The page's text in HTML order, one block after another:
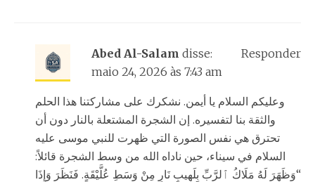
Abed Al-Salam disse:
maio 24, 2026 às 7:43 am
وعليكم السلام يا أيمن. نشكرك على مشاركتنا هذا الحلم
والثقة بنا لتفسيره. إن الشجرة المشتعلة بالنار دون أن
تحترق هي نفس الصورة التي ظهرت للنبي موسى عليه
السلام في سيناء، حين ناداه الله من وسط الشجرة قائلاً:
“وَظَهَرَ لَهُ مَلَاكُ ٱلرَّبِّ بِلَهِيبِ نَارٍ مِنْ وَسَطِ عُلَّيْقَةٍ. فَنَظَرَ وَإِذَا
Responder